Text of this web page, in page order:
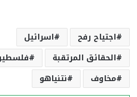
اجتياح رفح
اسرائيل
الحقائق المرتقبة
مخاوف
نتنياهو